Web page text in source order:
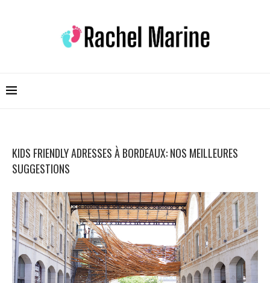
KIDS FRIENDLY ADRESSES À BORDEAUX: NOS MEILLEURES
SUGGESTIONS